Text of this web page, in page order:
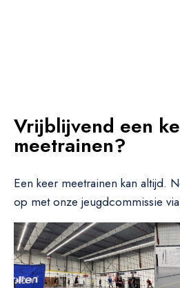
Vrijblijvend een
meetrainen?
Een keer meetrainen kan altijd.
op met onze jeugdcommissie